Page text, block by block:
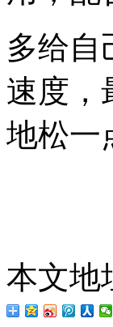
多给
速度，
地松一
本文地